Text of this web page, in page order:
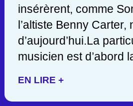
insérèrent, comme
l’altiste Benny Carter,
d’aujourd’hui.La
musicien est d’abord
EN LIRE +